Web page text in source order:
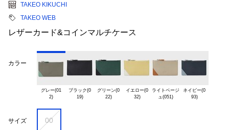
TAKEO KIKUCHI
TAKEO WEB
レザーカード&コインマルチケース
カラー
グレー(01
ブラック(0
19)
グリーン(0
22)
イエロー(0
32)
ライトベージ
ネイビー(0
93)
サイズ 00